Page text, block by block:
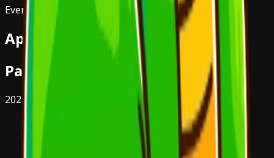
Evento 100% Gratuito
Apoyan este evento:
Patrocinadores Gold
2026